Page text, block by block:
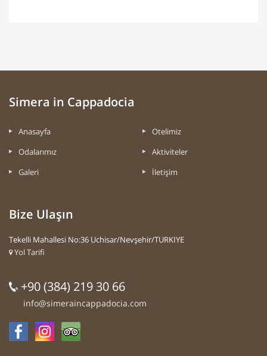
Simera in Cappadocia
Anasayfa
Otelimiz
Odalarımız
Aktiviteler
Galeri
İletişim
Bize Ulaşın
Tekelli Mahallesi No:36 Uchisar/Nevşehir/TURKIYE
Yol Tarifi
+90 (384) 219 30 66
info@simeraincappadocia.com